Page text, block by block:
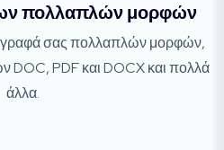
πολλαπλών μορφών
σας πολλαπλών μορφών,
DOC, PDF και DOCX και πολλά
άλλα.